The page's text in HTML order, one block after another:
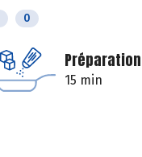
0
Préparation
15 min